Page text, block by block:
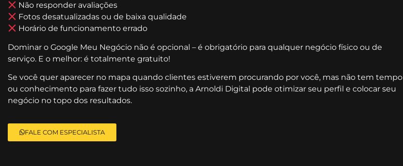
Não responder avaliações
Fotos desatualizadas ou de baixa qualidade
Horário de funcionamento errado
Dominar o Google Meu Negócio não é opcional – é obrigatório para qualquer negócio físico ou de
serviço. E o melhor: é totalmente gratuito!
Se você quer aparecer no mapa quando clientes estiverem procurando por você, mas não tem tempo
ou conhecimento para fazer tudo isso sozinho, a Arnoldi Digital pode otimizar seu perfil e colocar seu
negócio no topo dos resultados.
FALE COM ESPECIALISTA